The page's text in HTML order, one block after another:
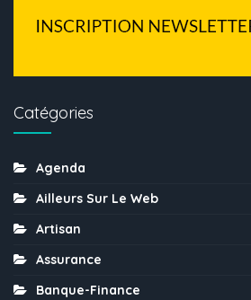
Catégories
Agenda
Ailleurs Sur Le Web
Artisan
Assurance
Banque-Finance